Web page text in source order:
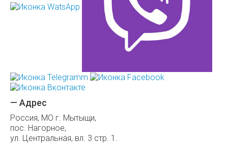
— Адрес
Россия, МО г. Мытыщи,
пос. Нагорное,
ул. Центральная, вл. 3 стр. 1.